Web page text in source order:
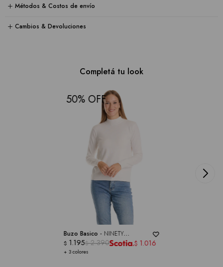
Métodos & Costos de envío
Cambios & Devoluciones
Completá tu look
50
Buzo Basico - NINETY
CLOTHING
+ 3 colores
$ 1.195$ 2.390 $ 1.016